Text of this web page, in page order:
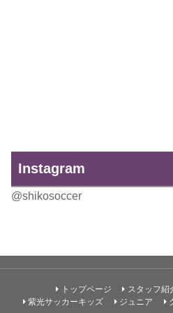
Instagram
@shikosoccer
トップページ スタッフ紹
紫光サッカーキッズ
ジュニア